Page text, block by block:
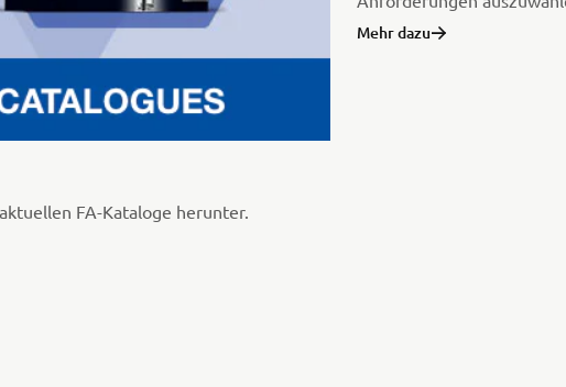
FA-Kataloge herunter.
Mehr dazu